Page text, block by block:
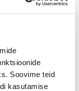
Soovime teid
kasutamise
€ 0
või varguse
12 kuud